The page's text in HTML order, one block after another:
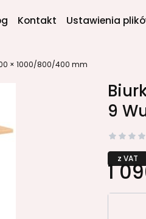
Kontakt Ustawienia
× 1000/800/400 mm
9
z VAT
1